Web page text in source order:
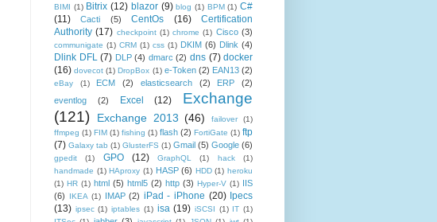
BIMI (1) Bitrix (12) blazor (9) blog (1) BPM (1) C#
(11)
Cacti (5) CentOs (16)
Certification
Authority (17) checkpoint (1) chrome (1) Cisco (3)
communigate (1) CRM (1) css (1) DKIM (6) Dlink (4)
Dlink DFL (7) DLP (4) dmarc (2) dns (7) docker
(16) dovecot (1) DropBox (1) e-Token (2) EAN13 (2)
eBay (1) ECM (2) elasticsearch (2) ERP
(2)
eventlog
(2) Excel (12)
Exchange
(121)
Exchange 2013 (46) failover
(1)
ffmpeg (1) FIM (1) fishing (1) flash (2) FortiGate (1) ftp
(7) Galaxy tab (1) GlusterFS (1) Gmail (5) Google (6)
gpedit (1) GPO (12) GraphQL (1) hack
(1)
handmade (1) HAproxy (1) HASP (6) HDD (1) heroku
(1) HR (1) html (5) html5 (2) http (3) Hyper-V (1) IIS
(6)
IKEA (1) IMAP (2) iPad - iPhone (20) Ipecs
(13) ipsec (1) iptables (1) isa (19) iSCSI (1) IT (1)